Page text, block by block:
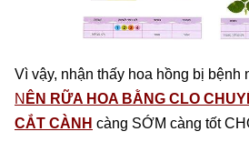
Vì vậy, nhận thấy hoa hồng bị bệnh
N ÊN RỮA HOA BẰNG CLO
CẮT CÀNH càng SỚM càng tốt